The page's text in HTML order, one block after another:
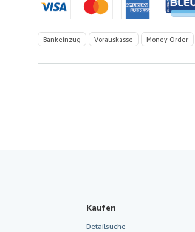
Bankeinzug Vorauskasse Money Order
Kaufen
Detailsuche